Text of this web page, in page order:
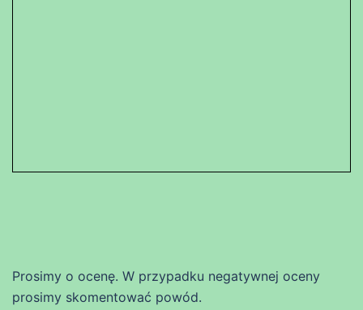
Prosimy o ocenę. W przypadku negatywnej oceny
prosimy skomentować powód.